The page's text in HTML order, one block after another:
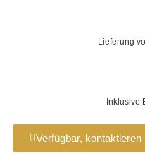
Lieferung
Inklusive
Verfügbar,